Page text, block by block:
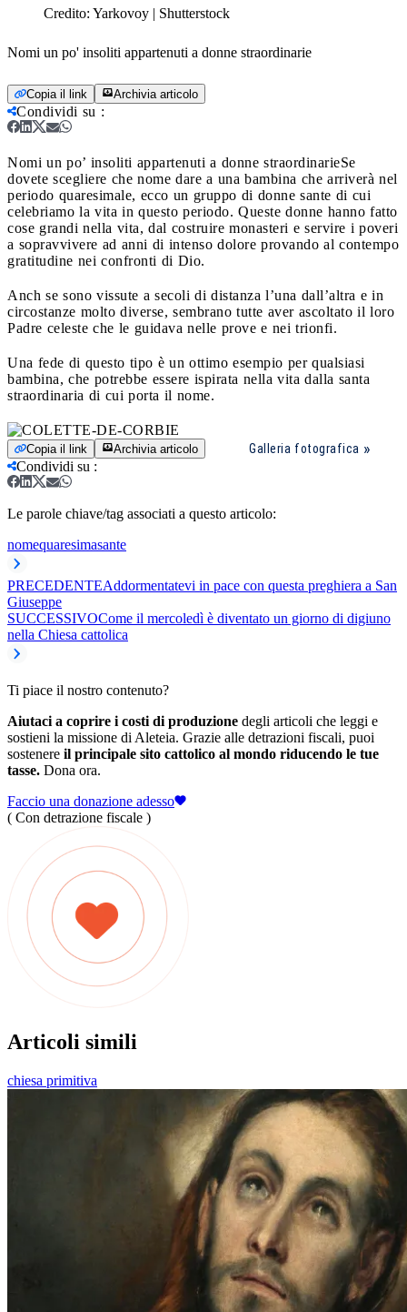
Credito: Yarkovoy | Shutterstock
Nomi un po' insoliti appartenuti a donne straordinarie
Copia il link Archivia articolo
Condividi su :
Nomi un po’ insoliti appartenuti a donne straordinarieSe
dovete scegliere che nome dare a una bambina che arriverà nel
periodo quaresimale, ecco un gruppo di donne sante di cui
celebriamo la vita in questo periodo. Queste donne hanno fatto
cose grandi nella vita, dal costruire monasteri e servire i poveri
a sopravvivere ad anni di intenso dolore provando al contempo
gratitudine nei confronti di Dio.
Anch se sono vissute a secoli di distanza l’una dall’altra e in
circostanze molto diverse, sembrano tutte aver ascoltato il loro
Padre celeste che le guidava nelle prove e nei trionfi.
Una fede di questo tipo è un ottimo esempio per qualsiasi
bambina, che potrebbe essere ispirata nella vita dalla santa
straordinaria di cui porta il nome.
Galleria fotografica
Copia il link Archivia articolo
Condividi su :
Le parole chiave/tag associati a questo articolo:
nomequaresimasante
PRECEDENTEAddormentatevi in pace con questa preghiera a San
Giuseppe
SUCCESSIVOCome il mercoledì è diventato un giorno di digiuno
nella Chiesa cattolica
Ti piace il nostro contenuto?
Aiutaci a coprire i costi di produzione degli articoli che leggi e
sostieni la missione di Aleteia. Grazie alle detrazioni fiscali, puoi
sostenere il principale sito cattolico al mondo riducendo le tue
tasse. Dona ora.
Faccio una donazione adesso
( Con detrazione fiscale )
Articoli simili
chiesa primitiva